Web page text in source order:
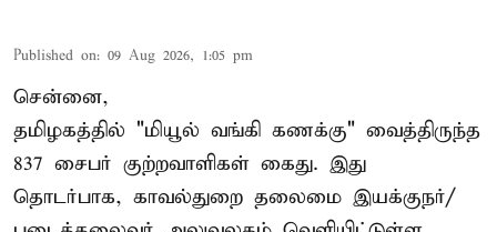
Published on: 09 Aug 2026, 1:05 pm
சென்னை,
தமிழகத்தில் "மியூல் வங்கி கணக்கு" வைத்திருந்த
837 சைபர் குற்றவாளிகள் கைது. இது
தொடர்பாக, காவல்துறை தலைமை இயக்குநர்/